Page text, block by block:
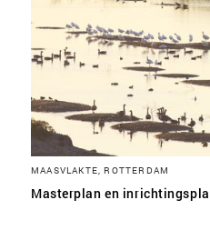
MAASVLAKTE, ROTTERDAM
Masterplan en